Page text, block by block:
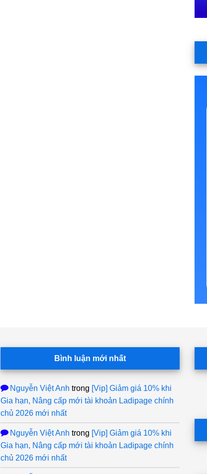
Bình luận mới nhất
Nguyễn Việt Anh trong [Vip] Giảm giá 10% khi
Gia hạn, Nâng cấp mới tài khoản Ladipage chính
chủ 2026 mới nhất
Nguyễn Việt Anh trong [Vip] Giảm giá 10% khi
Gia hạn, Nâng cấp mới tài khoản Ladipage chính
chủ 2026 mới nhất